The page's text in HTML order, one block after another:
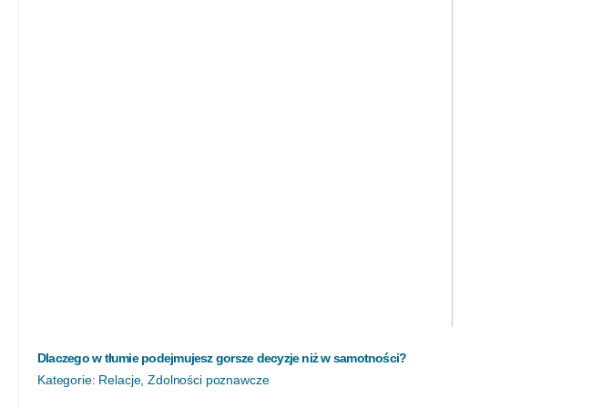
Dlaczego w tłumie podejmujesz gorsze decyzje niż w samotności?
Kategorie: Relacje,Zdolności poznawcze